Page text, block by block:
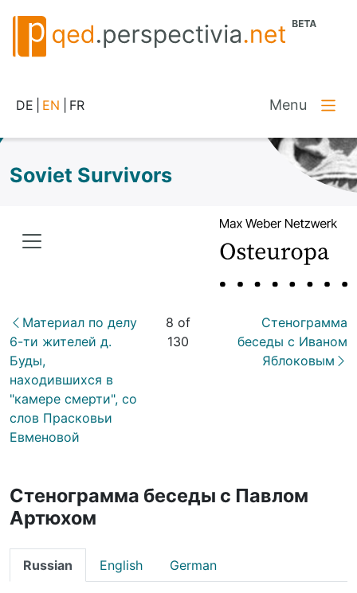
DE EN FR Menu
Soviet Survivors
Материал по делу
6-ти жителей д.
Буды,
находившихся в
"камере смерти", со
слов Прасковьи
Евменовой
8 of
130
Стенограмма
беседы с Иваном
Яблоковым
Стенограмма беседы с Павлом
Артюхом
Russian English German